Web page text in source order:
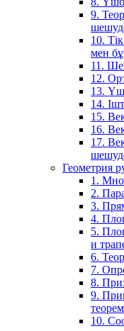
9.
10.
мен
11.
12.
13.
14.
15.
16.
17.
Геометрия
1.
2.
3.
4.
5.
и
6.
7.
8.
9.
10.